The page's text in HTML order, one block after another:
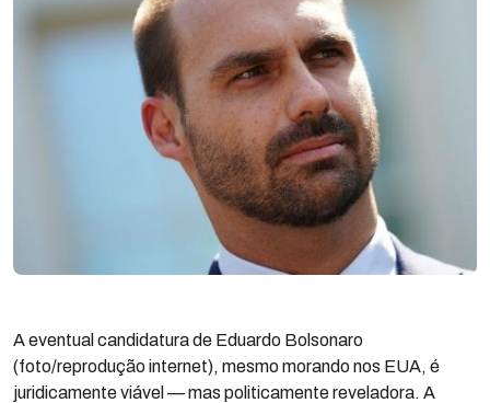
A eventual candidatura de Eduardo Bolsonaro
(foto/reprodução internet), mesmo morando nos EUA, é
juridicamente viável — mas politicamente reveladora. A